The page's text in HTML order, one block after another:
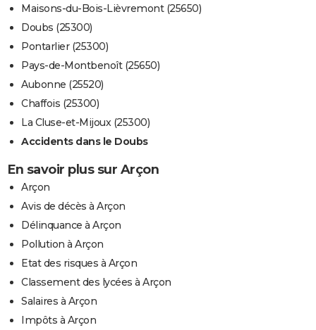
Maisons-du-Bois-Lièvremont (25650)
Doubs (25300)
Pontarlier (25300)
Pays-de-Montbenoît (25650)
Aubonne (25520)
Chaffois (25300)
La Cluse-et-Mijoux (25300)
Accidents dans le Doubs
En savoir plus sur Arçon
Arçon
Avis de décès à Arçon
Délinquance à Arçon
Pollution à Arçon
Etat des risques à Arçon
Classement des lycées à Arçon
Salaires à Arçon
Impôts à Arçon